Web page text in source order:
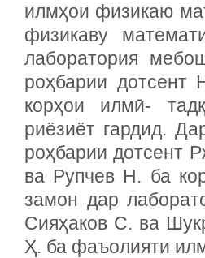
илмҳои физикаю
физикаву
лаборатория
роҳбарии
корҳои илмӣ-
риёзиёт гардид.
роҳбарии дотсент
ва Рупчев Н. ба
замон дар
Сияҳаков С. ва
Ҳ. ба фаъолияти